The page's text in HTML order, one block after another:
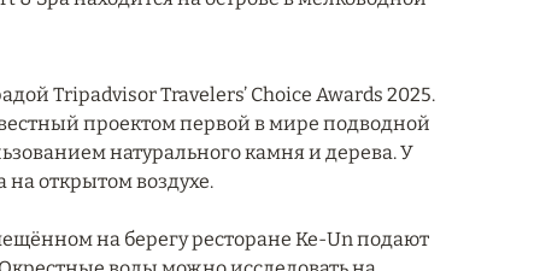
Tripadvisor Travelers’ Choice Awards 2025.
проектом первой в мире подводной
натурального камня и дерева. У
открытом воздухе.
на берегу ресторане Ke-Un подают